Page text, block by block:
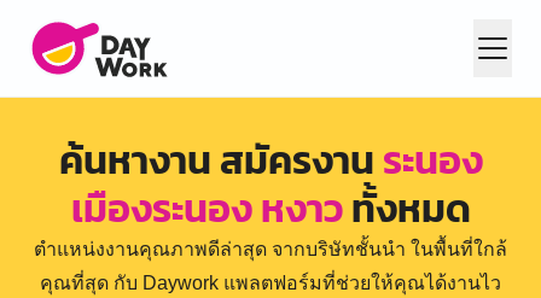
ค้นหางาน สมัครงานระนอง
เมืองระนอง หงาวทั้งหมด
ตำแหน่งงานคุณภาพดีล่าสุด จากบริษัทชั้นนำ ในพื้นที่ใกล้
คุณที่สุด กับ Daywork แพลตฟอร์มที่ช่วยให้คุณได้งานไว